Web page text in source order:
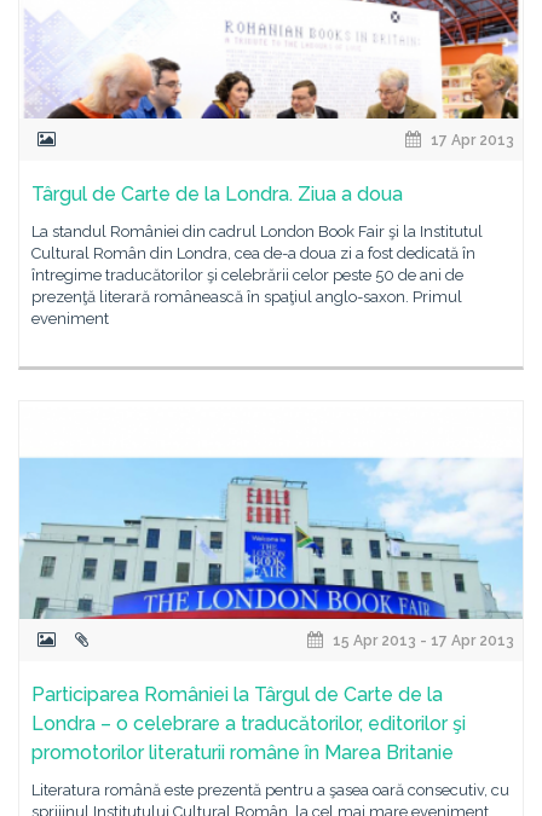
17 Apr 2013
Târgul de Carte de la Londra. Ziua a doua
La standul României din cadrul London Book Fair şi la Institutul
Cultural Român din Londra, cea de-a doua zi a fost dedicată în
întregime traducătorilor şi celebrării celor peste 50 de ani de
prezenţă literară românească în spaţiul anglo-saxon. Primul
eveniment
15 Apr 2013 - 17 Apr 2013
Participarea României la Târgul de Carte de la
Londra – o celebrare a traducătorilor, editorilor şi
promotorilor literaturii române în Marea Britanie
Literatura română este prezentă pentru a şasea oară consecutiv, cu
sprijinul Institutului Cultural Român, la cel mai mare eveniment